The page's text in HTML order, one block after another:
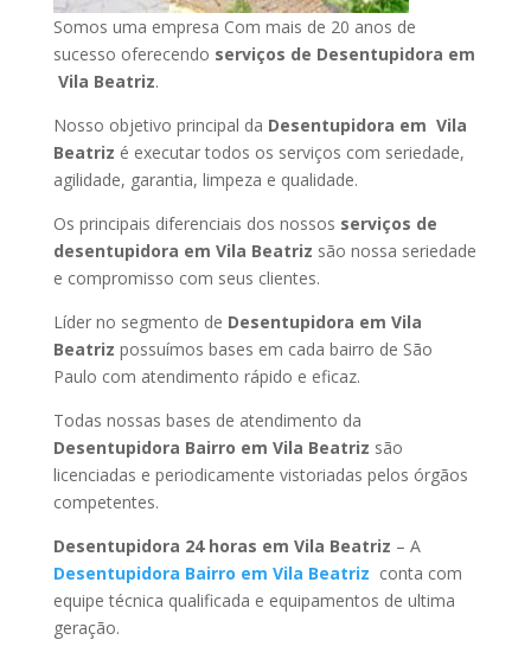
Somos uma empresa Com mais de 20 anos de
sucesso oferecendo serviços de Desentupidora em
Vila Beatriz.
Nosso objetivo principal da Desentupidora em Vila
Beatriz é executar todos os serviços com seriedade,
agilidade, garantia, limpeza e qualidade.
Os principais diferenciais dos nossos serviços de
desentupidora em Vila Beatriz são nossa seriedade
e compromisso com seus clientes.
Líder no segmento de Desentupidora em Vila
Beatriz possuímos bases em cada bairro de São
Paulo com atendimento rápido e eficaz.
Todas nossas bases de atendimento da
Desentupidora Bairro em Vila Beatriz são
licenciadas e periodicamente vistoriadas pelos órgãos
competentes.
Desentupidora 24 horas em Vila Beatriz – A
Desentupidora Bairro em Vila Beatriz conta com
equipe técnica qualificada e equipamentos de ultima
geração.